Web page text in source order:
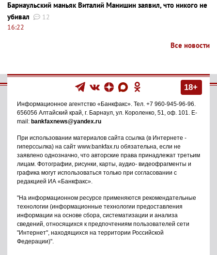
Барнаульский маньяк Виталий Манишин заявил, что никого не
убивал
12
16:22
Все новости
18+
Информационное агентство «Банкфакс». Тел. +7 960-945-96-96.
656056 Алтайский край, г. Барнаул, ул. Короленко, 51, оф. 101. E-
mail: bankfaxnews@yandex.ru
При использовании материалов сайта ссылка (в Интернете -
гиперссылка) на сайт www.bankfax.ru обязательна, если не
заявлено однозначно, что авторские права принадлежат третьим
лицам. Фотографии, рисунки, карты, аудио- видеофрагменты и
графика могут использоваться только при согласовании с
редакцией ИА «Банкфакс».
"На информационном ресурсе применяются рекомендательные
технологии (информационные технологии предоставления
информации на основе сбора, систематизации и анализа
сведений, относящихся к предпочтениям пользователей сети
"Интернет", находящихся на территории Российской
Федерации)".